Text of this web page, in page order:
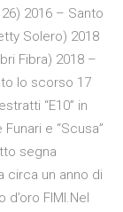
2016 – Santo
Solero) 2018
Fibra) 2018 –
lo scorso 17
“E10” in
e “Scusa”
segna
circa un anno di
FIMI.Nel